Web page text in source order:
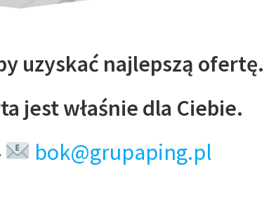
uzyskać najlepszą ofertę.
jest właśnie dla Ciebie.
bok@grupaping.pl